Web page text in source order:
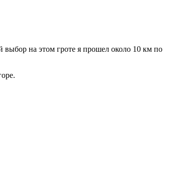
выбор на этом гроте я прошел около 10 км по